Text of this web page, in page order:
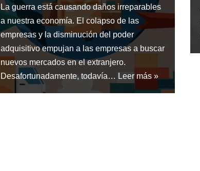
La guerra está causando daños irreparables
a nuestra economía. El colapso de las
empresas y la disminución del poder
adquisitivo empujan a las empresas a buscar
nuevos mercados en el extranjero.
Desafortunadamente, todavía… Leer más »